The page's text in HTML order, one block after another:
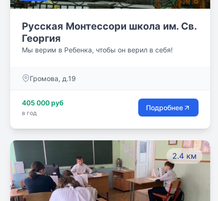
Русская Монтессори школа им. Св.
Георгия
Мы верим в Ребенка, чтобы он верил в себя!
Громова, д.19
405 000 руб
в год
Подробнее
2.4 км